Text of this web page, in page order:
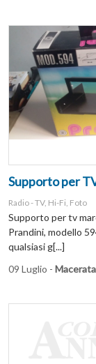
Supporto per
Radio - TV, Hi-Fi, Foto
Supporto per tv
Prandini, modello
qualsiasi g[...]
09 Luglio - Macerata